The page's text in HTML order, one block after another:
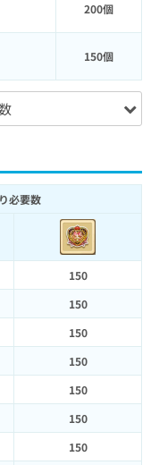
200個
150個
必要数
150
150
150
150
150
150
150